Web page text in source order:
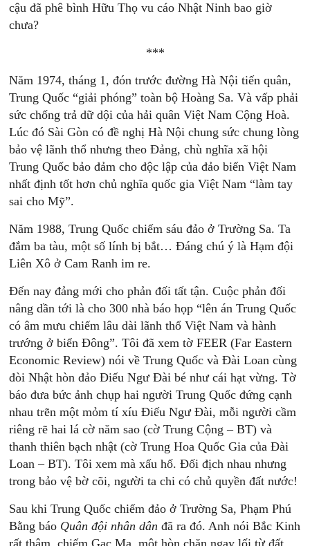
cậu đã phê bình Hữu Thọ vu cáo Nhật Ninh bao giờ
chưa?
***
Năm 1974, tháng 1, đón trước đường Hà Nội tiến quân,
Trung Quốc “giải phóng” toàn bộ Hoàng Sa. Và vấp phải
sức chống trả dữ dội của hải quân Việt Nam Cộng Hoà.
Lúc đó Sài Gòn có đề nghị Hà Nội chung sức chung lòng
bảo vệ lãnh thổ nhưng theo Đảng, chù nghĩa xã hội
Trung Quốc bảo đảm cho độc lập của đảo biển Việt Nam
nhất định tốt hơn chủ nghĩa quốc gia Việt Nam “làm tay
sai cho Mỹ”.
Năm 1988, Trung Quốc chiếm sáu đảo ở Trường Sa. Ta
đắm ba tàu, một số lính bị bắt… Đáng chú ý là Hạm đội
Liên Xô ở Cam Ranh im re.
Đến nay đảng mới cho phản đối tất tận. Cuộc phản đối
nâng dần tới là cho 300 nhà báo họp “lên án Trung Quốc
có âm mưu chiếm lâu dài lãnh thổ Việt Nam và hành
trướng ở biển Đông”. Tôi đã xem tờ FEER (Far Eastern
Economic Review) nói về Trung Quốc và Đài Loan cùng
đòi Nhật hòn đảo Điếu Ngư Đài bé như cái hạt vừng. Tờ
báo đưa bức ảnh chụp hai người Trung Quốc đứng cạnh
nhau trẽn một mỏm tí xíu Điếu Ngư Đài, mỗi người cầm
riêng rẽ hai lá cờ năm sao (cờ Trung Cộng – BT) và
thanh thiên bạch nhật (cờ Trung Hoa Quốc Gia của Đài
Loan – BT). Tôi xem mà xấu hố. Đối địch nhau nhưng
trong bảo vệ bờ cõi, người ta chi có chủ quyền đất nước!
Sau khi Trung Quốc chiếm đảo ở Trường Sa, Phạm Phú
Bằng báo Quân đội nhân dân đã ra đó. Anh nói Bắc Kinh
rất thâm, chiếm Gạc Ma, một hòn chặn ngay lối từ đất